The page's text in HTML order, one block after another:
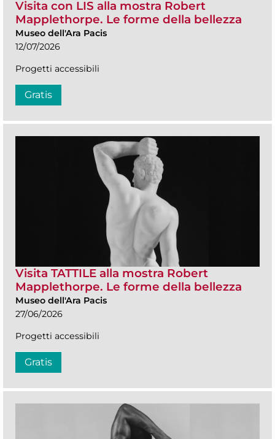
Visita con LIS alla mostra Robert
Mapplethorpe. Le forme della bellezza
Museo dell'Ara Pacis
12/07/2026
Progetti accessibili
Gratis
Visita TATTILE alla mostra Robert
Mapplethorpe. Le forme della bellezza
Museo dell'Ara Pacis
27/06/2026
Progetti accessibili
Gratis